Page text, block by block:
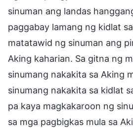
sinuman ang landas
paggabay lamang ng kidlat
matatawid ng sinuman ang
Aking kaharian. Sa gitna ng
sinumang nakakita sa Aking
sinumang nakakita sa kidlat
pa kaya magkakaroon ng
sa mga pagbigkas mula sa